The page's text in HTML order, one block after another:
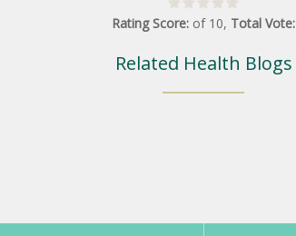
Rating Score: of 10, Total Vote:
Related Health Blogs